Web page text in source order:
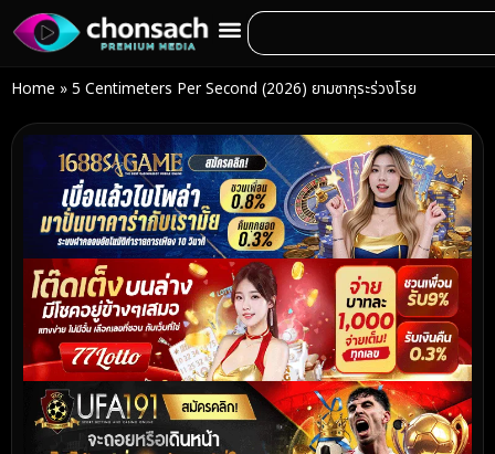
Home » 5 Centimeters Per Second (2026) ยามซากุระร่วงโรย